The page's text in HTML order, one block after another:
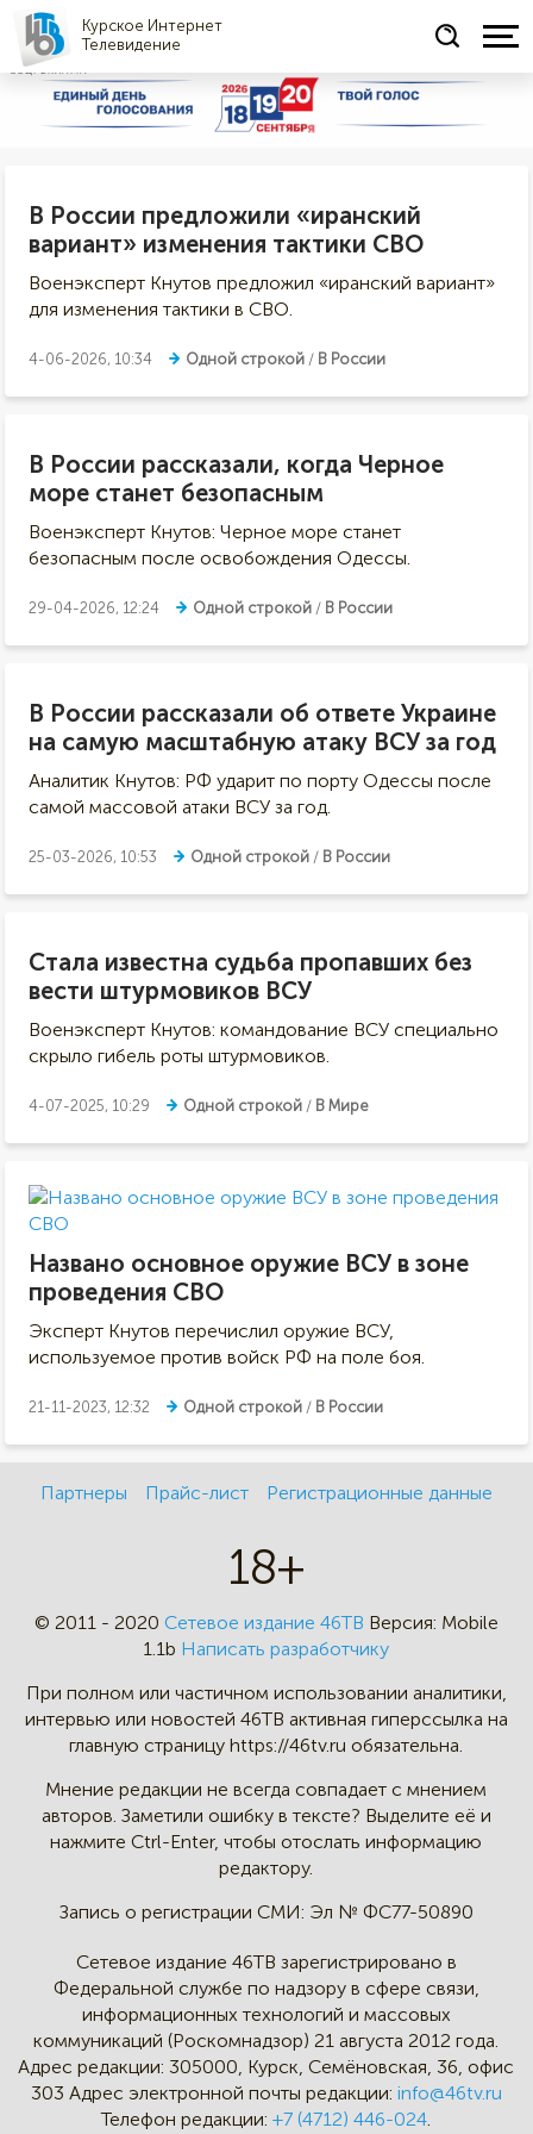
Курское Интернет
Телевидение
СОЦРЕКЛАМА
В России предложили «иранский
вариант» изменения тактики СВО
Военэксперт Кнутов предложил «иранский вариант»
для изменения тактики в СВО.
4-06-2026, 10:34 Одной строкой / В России
В России рассказали, когда Черное
море станет безопасным
Военэксперт Кнутов: Черное море станет
безопасным после освобождения Одессы.
29-04-2026, 12:24 Одной строкой / В России
В России рассказали об ответе Украине
на самую масштабную атаку ВСУ за год
Аналитик Кнутов: РФ ударит по порту Одессы после
самой массовой атаки ВСУ за год.
25-03-2026, 10:53 Одной строкой / В России
Стала известна судьба пропавших без
вести штурмовиков ВСУ
Военэксперт Кнутов: командование ВСУ специально
скрыло гибель роты штурмовиков.
4-07-2025, 10:29 Одной строкой / В Мире
Названо основное оружие ВСУ в зоне
проведения СВО
Эксперт Кнутов перечислил оружие ВСУ,
используемое против войск РФ на поле боя.
21-11-2023, 12:32 Одной строкой / В России
Партнеры Прайс-лист Регистрационные данные
18+
© 2011 - 2020 Сетевое издание 46ТВ Версия: Mobile
1.1b Написать разработчику
При полном или частичном использовании аналитики,
интервью или новостей 46TB активная гиперссылка на
главную страницу https://46tv.ru обязательна.
Мнение редакции не всегда совпадает с мнением
авторов. Заметили ошибку в тексте? Выделите её и
нажмите Ctrl-Enter, чтобы отослать информацию
редактору.
Запись о регистрации СМИ: Эл № ФС77-50890
Сетевое издание 46ТВ зарегистрировано в
Федеральной службе по надзору в сфере связи,
информационных технологий и массовых
коммуникаций (Роскомнадзор) 21 августа 2012 года.
Адрес редакции: 305000, Курск, Семёновская, 36, офис
303 Адрес электронной почты редакции: info@46tv.ru
Телефон редакции: +7 (4712) 446-024